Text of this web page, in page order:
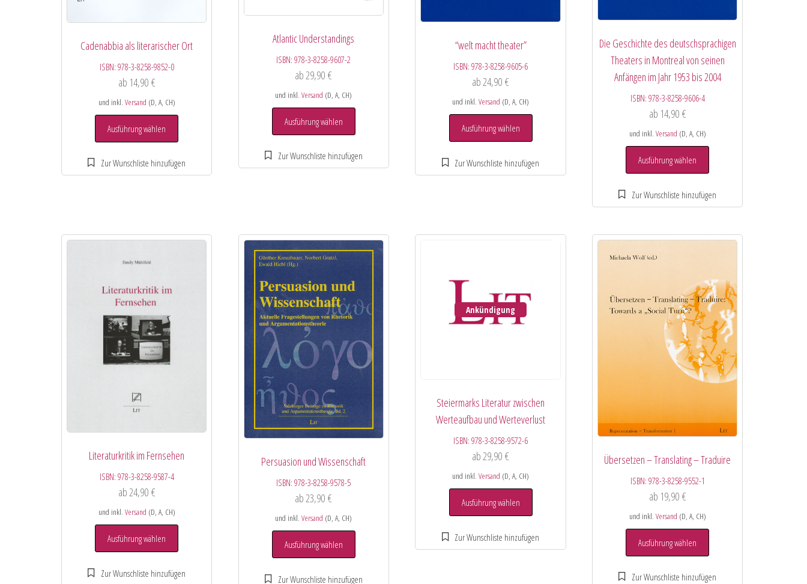
Cadenabbia als literarischer Ort
ISBN: 978-3-8258-9852-0
ab 14,90 €
und inkl. Versand (D, A, CH)
Ausführung wählen
Atlantic Understandings
ISBN:978-3-8258-9607-2
ab29,90€
und inkl.Versand (D, A, CH)
Ausführung wählen
“welt macht theater”
ISBN:978-3-8258-9605-6
ab24,90€
und inkl.Versand (D, A, CH)
Ausführung wählen
Die Geschichte des deutschsprachigen
Theaters in Montreal von seinen
Anfängen im Jahr 1953 bis 2004
ISBN: 978-3-8258-9606-4
ab 14,90 €
und inkl. Versand (D, A, CH)
Ausführung wählen
Literaturkritik im Fernsehen
ISBN: 978-3-8258-9587-4
ab24,90 €
und inkl. Versand (D, A, CH)
Ausführung wählen
Persuasion und Wissenschaft
ISBN:978-3-8258-9578-5
ab23,90€
und inkl.Versand (D, A, CH)
Ausführung wählen
Ankündigung
Steiermarks Literatur zwischen
Werteaufbau und Werteverlust
ISBN:978-3-8258-9572-6
ab29,90€
und inkl.Versand (D, A, CH)
Ausführung wählen
Übersetzen – Translating – Traduire
ISBN: 978-3-8258-9552-1
ab 19,90 €
und inkl. Versand (D, A, CH)
Ausführung wählen